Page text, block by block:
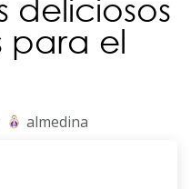
deliciosos
para el
almedina